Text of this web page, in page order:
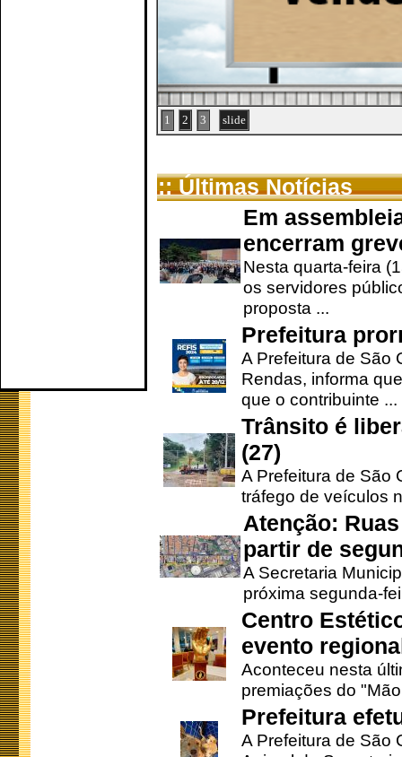
1 2 3 slide
:: Últimas Notícias
Em
encerram
Nesta quarta-feira
os servidores
proposta ...
Prefeitura
A Prefeitura de São
Rendas, informa
que o contribuinte ...
Trânsito é
(27)
A Prefeitura de São
tráfego de veículos
Atenção:
partir de
A Secretaria
próxima segunda-
Centro
evento
Aconteceu nesta
premiações do
Prefeitura
A Prefeitura de São